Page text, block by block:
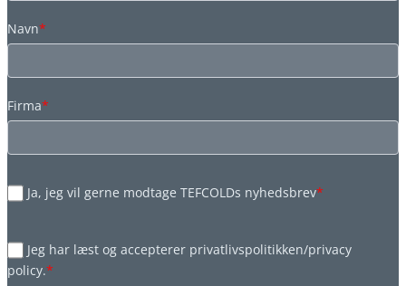
Navn*
Firma*
Ja, jeg vil gerne modtage TEFCOLDs nyhedsbrev*
Jeg har læst og accepterer privatlivspolitikken/privacy
policy.*